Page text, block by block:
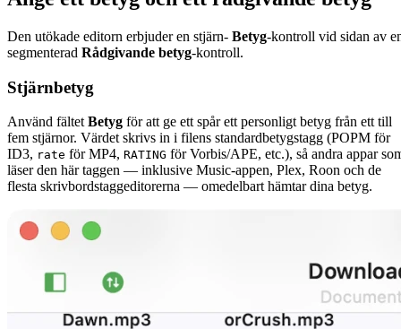
Den utökade editorn erbjuder en stjärn- Betyg-kontroll vid sidan av
segmenterad Rådgivande betyg-kontroll.
Stjärnbetyg
Använd fältet Betyg för att ge ett spår ett personligt betyg från ett till
fem stjärnor. Värdet skrivs in i filens standardbetygstagg (POPM för
ID3, rate för MP4, RATING för Vorbis/APE, etc.), så andra appar
läser den här taggen — inklusive Music-appen, Plex, Roon och de
flesta skrivbordstaggeditorerna — omedelbart hämtar dina betyg.